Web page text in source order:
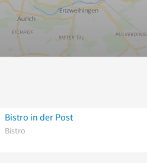
Bistro in der Post
Bistro